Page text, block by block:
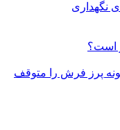
نگهداری
است؟
پرز فرش را متوقف